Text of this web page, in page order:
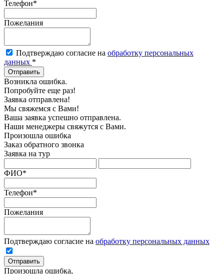
Телефон*
Пожелания
Подтверждаю согласие на обработку персональных
данных *
Отправить
Возникла ошибка.
Попробуйте еще раз!
Заявка отправлена!
Мы свяжемся с Вами!
Ваша заявка успешно отправлена.
Наши менеджеры свяжутся с Вами.
Произошла ошибка
Заказ обратного звонка
Заявка на тур
ФИО*
Телефон*
Пожелания
Подтверждаю согласие на обработку персональных данных
Отправить
Произошла ошибка,